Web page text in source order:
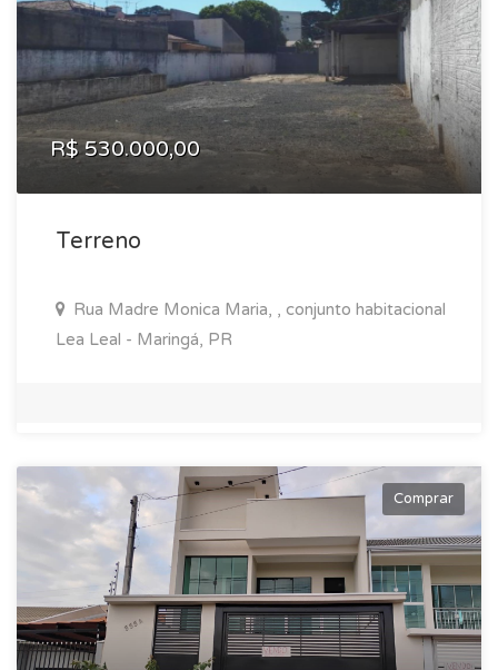
R$ 530.000,00
Terreno
Rua Madre Monica Maria, , conjunto habitacional
Lea Leal - Maringá, PR
Comprar